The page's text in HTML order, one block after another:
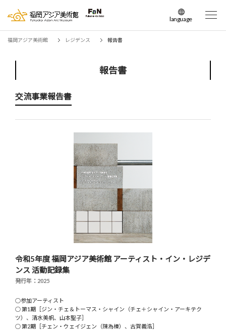
language
日本語
福岡アジア美術館 レジデンス 報告書
報告書
交流事業報告書
令和5年度 福岡アジア美術館 アーティスト・イン・レジデ
ンス 活動記録集
発行年：2025
○参加アーティスト
○ 第1期［ジン・チェ＆トーマス・シャイン（チェ＋シャイン・アーキテク
ツ）、清水美帆、山本聖子］
○ 第2期［チェン・ウェイジェン（陳為榛）、古賀義浩］